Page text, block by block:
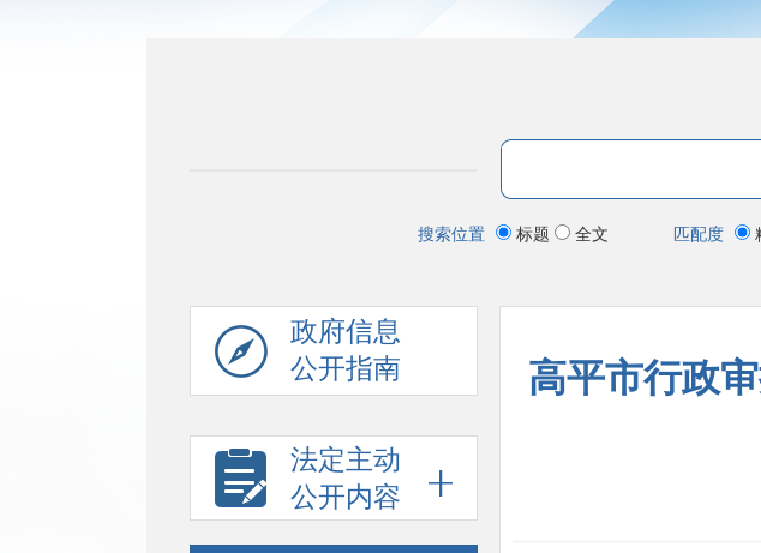
搜索位置 标题 全文 匹配度
政府信息
公开指南
法定主动
公开内容
高平市行政